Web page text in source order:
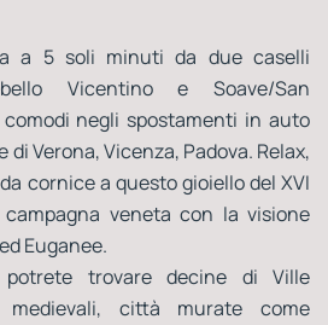
a 5 soli minuti da due caselli
Vicentino e Soave/San
negli spostamenti in auto
Verona, Vicenza, Padova. Relax,
cornice a questo gioiello del XVI
veneta con la visione
Euganee.
potrete trovare decine di Ville
città murate come